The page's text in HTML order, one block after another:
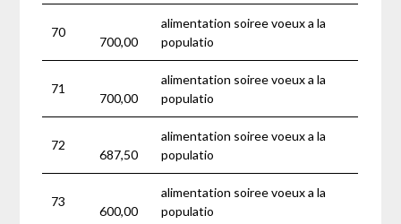
70
700,00
alimentation soiree voeux a la
populatio
71
700,00
alimentation soiree voeux a la
populatio
72
687,50
alimentation soiree voeux a la
populatio
73
600,00
alimentation soiree voeux a la
populatio